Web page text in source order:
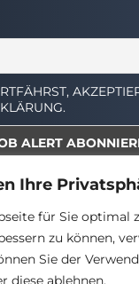
Ihre
für Sie optimal
zu können,
Sie der
diese ablehnen.